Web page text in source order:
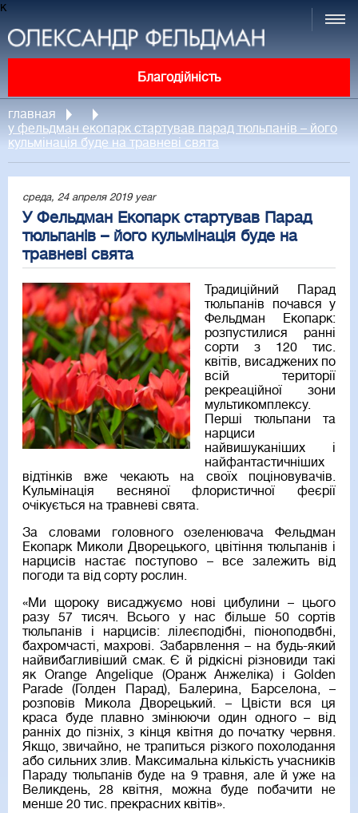
к
Благодійність
главная
у фельдман екопарк стартував парад тюльпанів – його
кульмінація буде на травневі свята
среда, 24 апреля 2019 year
У Фельдман Екопарк стартував Парад
тюльпанів – його кульмінація буде на
травневі свята
Традиційний Парад
тюльпанів почався у
Фельдман Екопарк:
розпустилися ранні
сорти з 120 тис.
квітів, висаджених по
всій території
рекреаційної зони
мультикомплексу.
Перші тюльпани та
нарциси
найвишуканіших і
найфантастичніших
відтінків вже чекають на своїх поціновувачів.
Кульмінація весняної флористичної феєрії
очікується на травневі свята.
За словами головного озеленювача Фельдман
Екопарк Миколи Дворецького, цвітіння тюльпанів і
нарцисів настає поступово – все залежить від
погоди та від сорту рослин.
«Ми щороку висаджуємо нові цибулини – цього
разу 57 тисяч. Всього у нас більше 50 сортів
тюльпанів і нарцисів: лілеєподібні, піоноподвбні,
бахромчасті, махрові. Забарвлення – на будь-який
найвибагливіший смак. Є й рідкісні різновиди такі
як Orange Angelique (Оранж Анжеліка) і Golden
Parade (Голден Парад), Балерина, Барселона, –
розповів Микола Дворецький. – Цвісти вся ця
краса буде плавно змінюючи один одного – від
ранніх до пізніх, з кінця квітня до початку червня.
Якщо, звичайно, не трапиться різкого похолодання
або сильних злив. Максимальна кількість учасників
Параду тюльпанів буде на 9 травня, але й уже на
Великдень, 28 квітня, можна буде побачити не
менше 20 тис. прекрасних квітів».